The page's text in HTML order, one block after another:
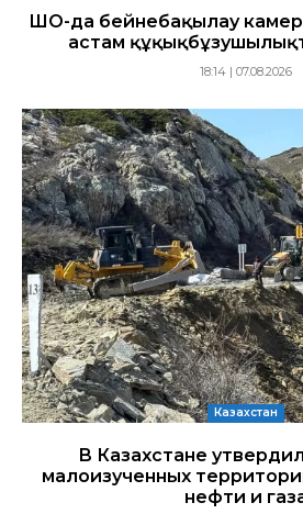
ШҚО-да бейнебақылау
астам
18:14 | 07.08.2026
Казахстан
В Казахстане
малоизученных
нефти и